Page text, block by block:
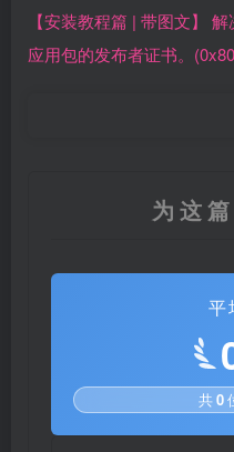
【安装教程篇 | 带图文】
应用包的发布者证书。
为这
平
共0